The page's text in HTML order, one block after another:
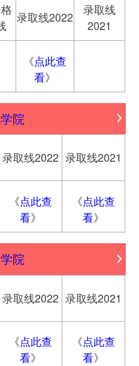
录取线2022
录取线
2021
《点此查
看》
院
录取线2022 录取线2021
《点此查
看》
《点此查
看》
院
录取线2022 录取线2021
《点此查
看》
《点此查
看》